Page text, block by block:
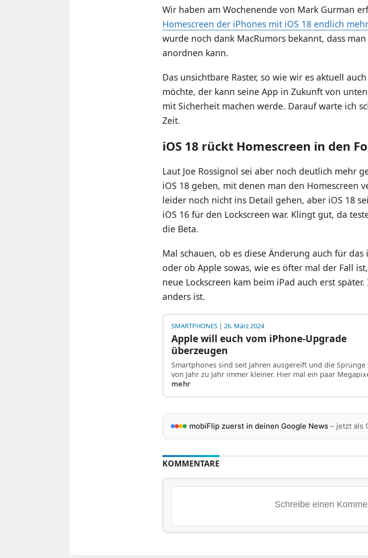
Wir haben am Wochenende von Mark Gurman
Homescreen der iPhones mit iOS 18 endlich
wurde noch dank MacRumors bekannt, dass
anordnen kann.
Das unsichtbare Raster, so wie wir es aktuell
möchte, der kann seine App in Zukunft von
mit Sicherheit machen werde. Darauf warte ich
Zeit.
iOS 18 rückt Homescreen in den
Laut Joe Rossignol sei aber noch deutlich mehr
iOS 18 geben, mit denen man den Homescreen
leider noch nicht ins Detail gehen, aber iOS 18
iOS 16 für den Lockscreen war. Klingt gut, da
die Beta.
Mal schauen, ob es diese Änderung auch für
oder ob Apple sowas, wie es öfter mal der Fall
neue Lockscreen kam beim iPad auch erst
anders ist.
SMARTPHONES| 26. März 2024
Apple will euch vom iPhone-Upgrade
überzeugen
Smartphones sind seit Jahren ausgereift und die Sprünge
von Jahr zu Jahr immer kleiner. Hier mal ein paar
mehr
mobiFlip zuerst in deinen Google News– jetzt als
KOMMENTARE